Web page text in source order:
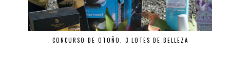
CONCURSO DE OTOÑO, 3 LOTES DE BELLEZA